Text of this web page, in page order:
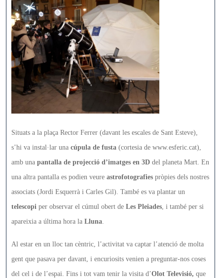
Situats a la plaça Rector Ferrer (davant les escales de Sant Esteve),
s’hi va instal·lar una cúpula de fusta (cortesia de www.esferic.cat),
amb una pantalla de projecció d’imatges en 3D del planeta Mart. En
una altra pantalla es podien veure astrofotografies pròpies dels nostres
associats (Jordi Esquerrà i Carles Gil). També es va plantar un
telescopi per observar el cúmul obert de Les Pleiades , i també per si
apareixia a última hora la Lluna
Al estar en un lloc tan cèntric, l’activitat va captar l’atenció de molta
gent que pasava per davant, i encuriosits venien a preguntar-nos coses
del cel i de l’espai. Fins i tot vam tenir la visita d’Olot Televisió, que